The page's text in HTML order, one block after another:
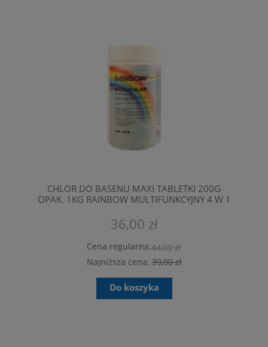
CHLOR DO BASENU MAXI TABLETKI 200G
OPAK. 1KG RAINBOW MULTIFUNKCYJNY 4 W 1
ROZPUSZCZALNY STĘŻENIE CHLORU 90% !
36,00 zł
Cena regularna:44,00 zł
Najniższa cena:39,00 zł
Do koszyka